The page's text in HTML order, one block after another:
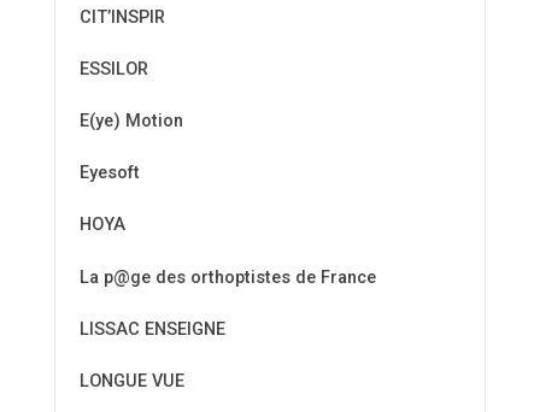
CIT’INSPIR
ESSILOR
E(ye) Motion
Eyesoft
HOYA
La p@ge des orthoptistes de France
LISSAC ENSEIGNE
LONGUE VUE